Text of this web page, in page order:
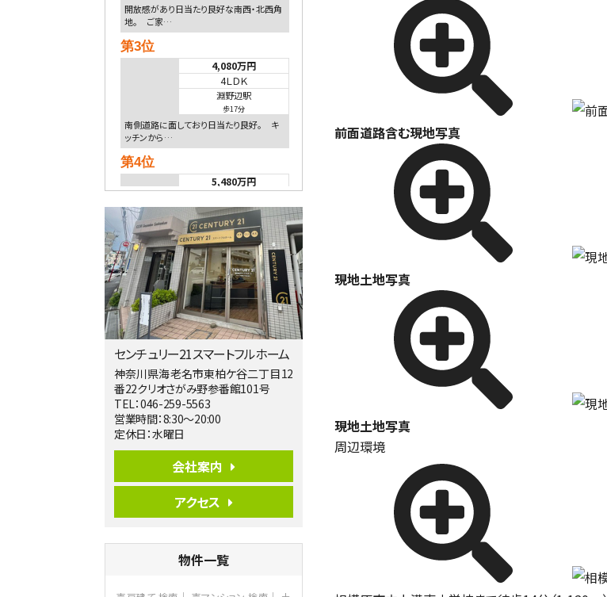
開放感があり日当たり良好な南西・北西角
地。 ご家…
第3位
4,080万円
4ＬＤＫ
淵野辺駅
歩17分
南側道路に面しており日当たり良好。 キ
ッチンから…
第4位
5,480万円
相模大野駅
バ9分・ 歩4分
２０１５年６月築、積水ハウス施工住宅で
す。 南東…
第5位
3,680万円
4ＬＤＫ
橋本駅
バ19分・歩8分
開放感があり日当たり良好な南西・北西角
地区画。 …
第6位
3,680万円
4ＳＬＤＫ
リビングダイニング部分の床暖房完備 車
並列2台駐…
4ＬＤＫ
さがみ野駅
センチュリー21スマートフルホーム
神奈川県海老名市東柏ケ谷二丁目12
番22クリオさがみ野参番館101号
TEL：046-259-5563
営業時間：8:30～20:00
定休日：水曜日
会社案内
アクセス
物件一覧
前面道路含む現地写真
現地土地写真
現地土地写真
周辺環境